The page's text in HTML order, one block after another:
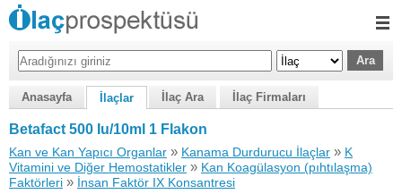
Anasayfa İlaçlar İlaç Ara İlaç Firmaları
Betafact 500 Iu/10ml 1 Flakon
Kan ve Kan Yapıcı Organlar » Kanama Durdurucu İlaçlar » K
Vitamini ve Diğer Hemostatikler » Kan Koagülasyon (pıhtılaşma)
Faktörleri » İnsan Faktör IX Konsantresi